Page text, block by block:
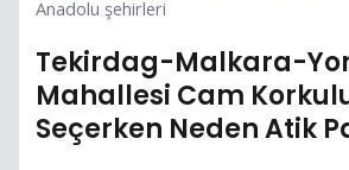
Anadolu şehirleri
Tekirdag-Malkara-
Mahallesi Cam
Seçerken Neden Atik